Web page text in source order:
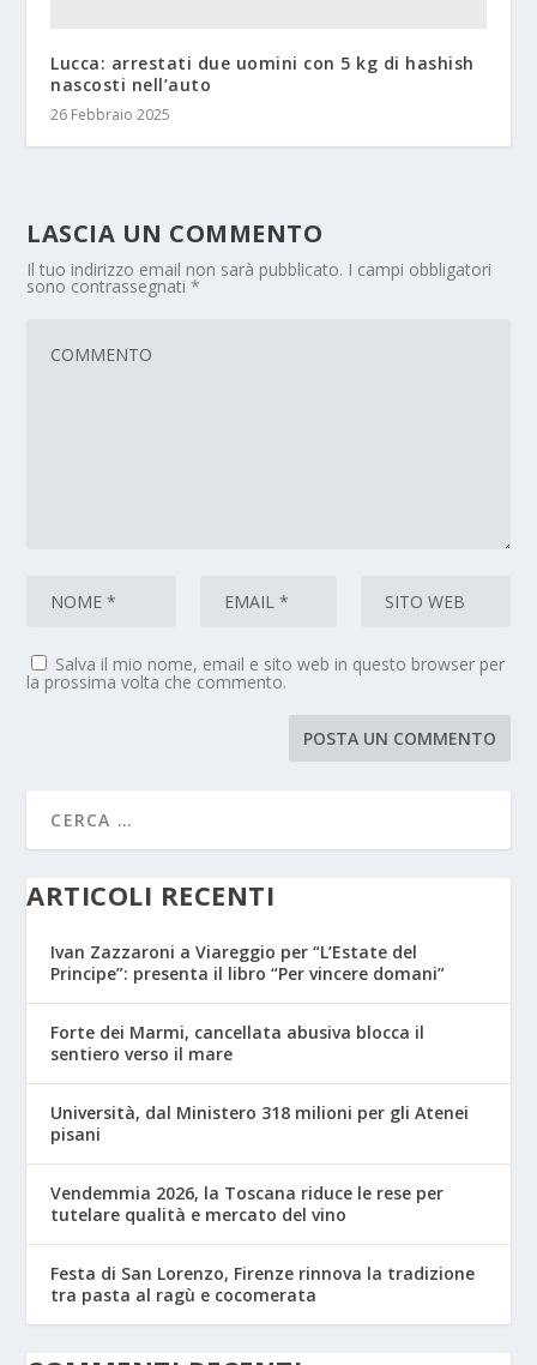
Lucca: arrestati due uomini con 5 kg di hashish
nascosti nell’auto
26 Febbraio 2025
LASCIA UN COMMENTO
Il tuo indirizzo email non sarà pubblicato. I campi obbligatori
sono contrassegnati*
Salva il mio nome, email e sito web in questo browser per
la prossima volta che commento.
ARTICOLI RECENTI
Ivan Zazzaroni a Viareggio per “L’Estate del
Principe”: presenta il libro “Per vincere domani”
Forte dei Marmi, cancellata abusiva blocca il
sentiero verso il mare
Università, dal Ministero 318 milioni per gli Atenei
pisani
Vendemmia 2026, la Toscana riduce le rese per
tutelare qualità e mercato del vino
Festa di San Lorenzo, Firenze rinnova la tradizione
tra pasta al ragù e cocomerata